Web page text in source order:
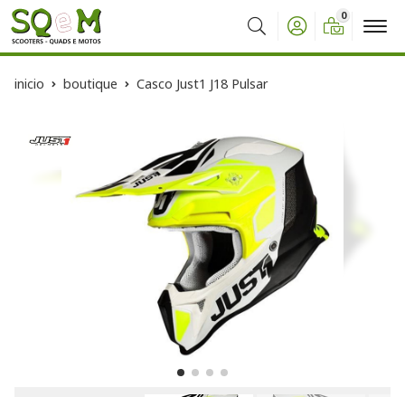
Buscar
0
inicio boutique Casco Just1 J18 Pulsar